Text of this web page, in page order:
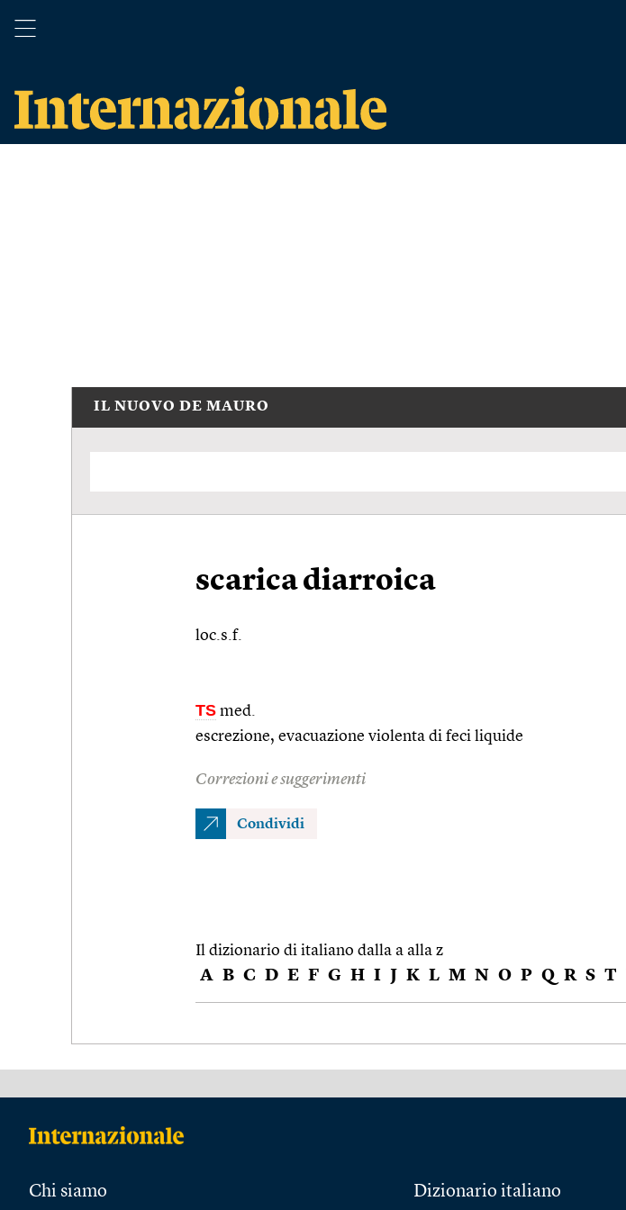
IL NUOVO DE MAURO
scarica diarroica
loc.s.f.
TS med.
escrezione, evacuazione violenta di feci liquide
Correzioni e suggerimenti
Condividi
Il dizionario di italiano dalla a alla z
A B C D E F G H I J K L M N O P Q R S T
Chi siamo Dizionario italiano